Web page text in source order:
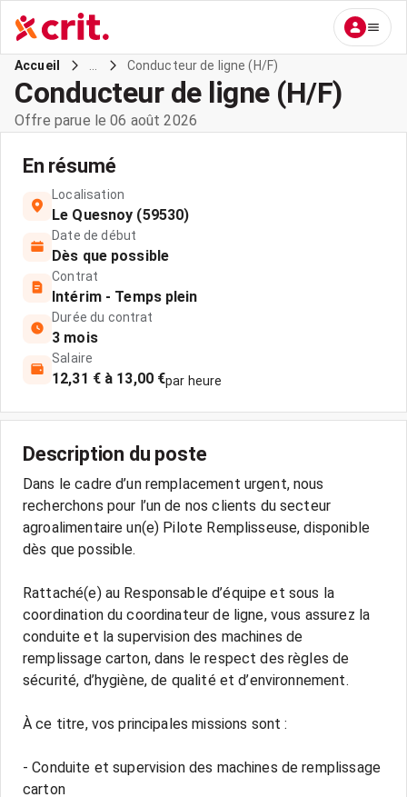
Accueil Conducteur de ligne (H/F)
Conducteur de ligne (H/F)
Offre parue le 06 août 2026
En résumé
Localisation
Le Quesnoy (59530)
Date de début
Dès que possible
Contrat
Intérim - Temps plein
Durée du contrat
3 mois
Salaire
12,31 € à 13,00 €par heure
Description du poste
Dans le cadre d’un remplacement urgent, nous
recherchons pour l’un de nos clients du secteur
agroalimentaire un(e) Pilote Remplisseuse, disponible
dès que possible.
Rattaché(e) au Responsable d’équipe et sous la
coordination du coordinateur de ligne, vous assurez la
conduite et la supervision des machines de
remplissage carton, dans le respect des règles de
sécurité, d’hygiène, de qualité et d’environnement.
À ce titre, vos principales missions sont :
- Conduite et supervision des machines de remplissage
carton